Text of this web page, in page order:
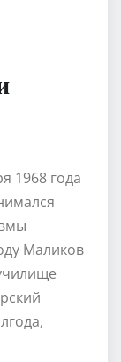
1968 года
Маликов